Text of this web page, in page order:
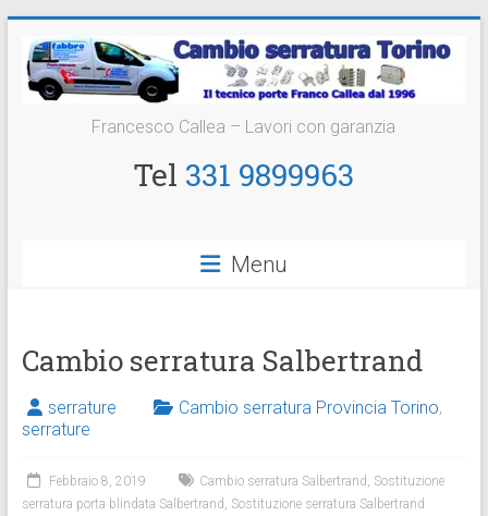
contenuto
Cambio
Serratura
Francesco Callea – Lavori con garanzia
Tel 331 9899963
Menu
Cambio serratura Salbertrand
serrature Cambio serratura Provincia Torino,
serrature
Febbraio 8, 2019 Cambio serratura Salbertrand , Sostituzione
serratura porta blindata Salbertrand , Sostituzione serratura Salbertrand